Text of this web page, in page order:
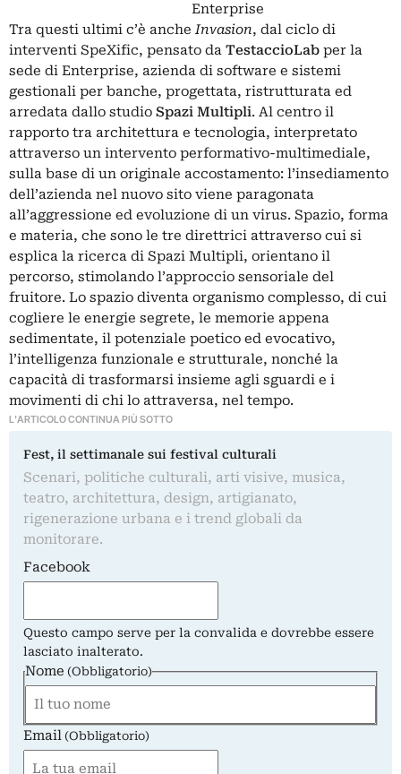
Enterprise
Tra questi ultimi c’è ancheInvasion, dal ciclo di
interventi SpeXific, pensato da TestaccioLab per la
sede di Enterprise, azienda di software e sistemi
gestionali per banche, progettata, ristrutturata ed
arredata dallo studio Spazi Multipli. Al centro il
rapporto tra architettura e tecnologia, interpretato
attraverso un intervento performativo-multimediale,
sulla base di un originale accostamento: l’insediamento
dell’azienda nel nuovo sito viene paragonata
all’aggressione ed evoluzione di un virus. Spazio, forma
e materia, che sono le tre direttrici attraverso cui si
esplica la ricerca di Spazi Multipli, orientano il
percorso, stimolando l’approccio sensoriale del
fruitore. Lo spazio diventa organismo complesso, di cui
cogliere le energie segrete, le memorie appena
sedimentate, il potenziale poetico ed evocativo,
l’intelligenza funzionale e strutturale, nonché la
capacità di trasformarsi insieme agli sguardi e i
movimenti di chi lo attraversa, nel tempo.
L'ARTICOLO CONTINUA PIÙ SOTTO
Fest, il settimanale sui festival culturali
Scenari, politiche culturali, arti visive, musica,
teatro, architettura, design, artigianato,
rigenerazione urbana e i trend globali da
monitorare.
Facebook
Questo campo serve per la convalida e dovrebbe essere
lasciato inalterato.
Nome (Obbligatorio)
Nome
Email (Obbligatorio)